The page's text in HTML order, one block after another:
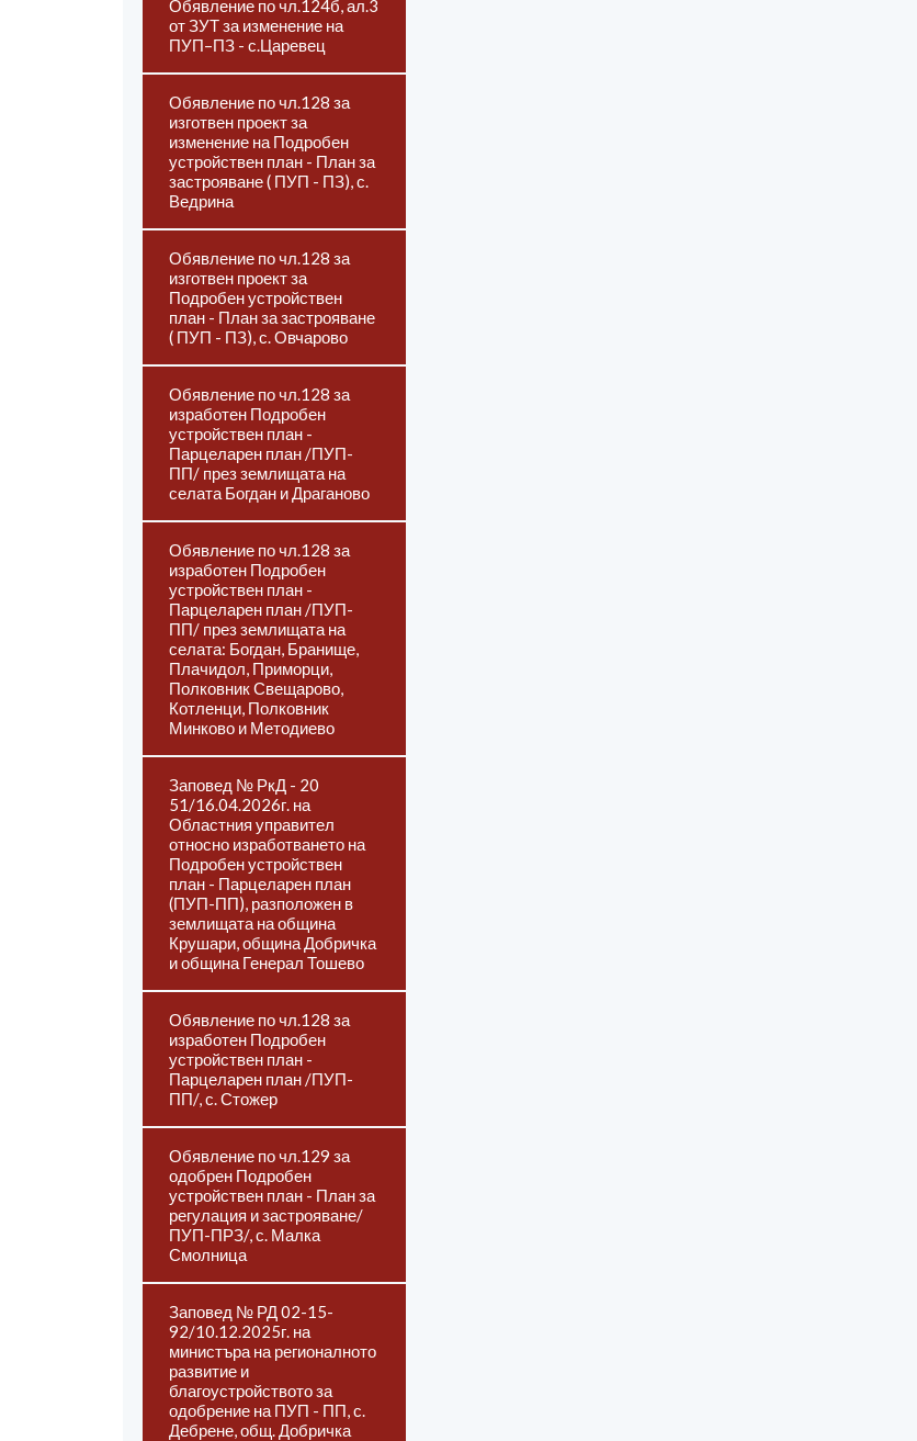
Обявление по чл.124б, ал.3
от ЗУТ за изменение на
ПУП–ПЗ - с.Царевец
Обявление по чл.128 за
изготвен проект за
изменение на Подробен
устройствен план - План за
застрояване ( ПУП - ПЗ), с.
Ведрина
Обявление по чл.128 за
изготвен проект за
Подробен устройствен
план - План за застрояване
( ПУП - ПЗ), с. Овчарово
Обявление по чл.128 за
изработен Подробен
устройствен план -
Парцеларен план /ПУП-
ПП/ през землищата на
селата Богдан и Драганово
Обявление по чл.128 за
изработен Подробен
устройствен план -
Парцеларен план /ПУП-
ПП/ през землищата на
селата: Богдан, Бранище,
Плачидол, Приморци,
Полковник Свещарово,
Котленци, Полковник
Минково и Методиево
Заповед № РкД - 20
51/16.04.2026г. на
Областния управител
относно изработването на
Подробен устройствен
план - Парцеларен план
(ПУП-ПП), разположен в
землищата на община
Крушари, община Добричка
и община Генерал Тошево
Обявление по чл.128 за
изработен Подробен
устройствен план -
Парцеларен план /ПУП-
ПП/, с. Стожер
Обявление по чл.129 за
одобрен Подробен
устройствен план - План за
регулация и застрояване/
ПУП-ПРЗ/, с. Малка
Смолница
Заповед № РД 02-15-
92/10.12.2025г. на
министъра на регионалното
развитие и
благоустройството за
одобрение на ПУП - ПП, с.
Дебрене, общ. Добричка